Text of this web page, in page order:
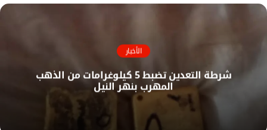
و
ا
ل
و
ي
ب
س
ك الأخبار
شرطة التعدين تضبط 5 كيلوغرامات من الذهب
المهرب بنهر النيل